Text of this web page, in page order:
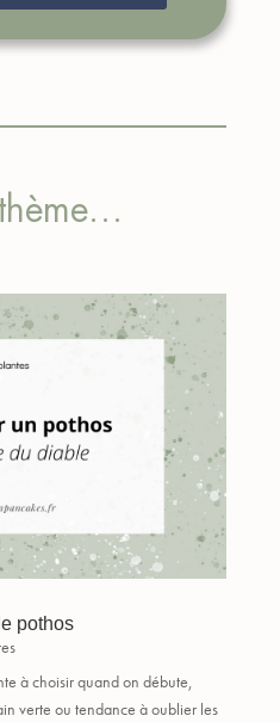
pothos
à choisir quand on débute,
verte ou tendance à oublier les